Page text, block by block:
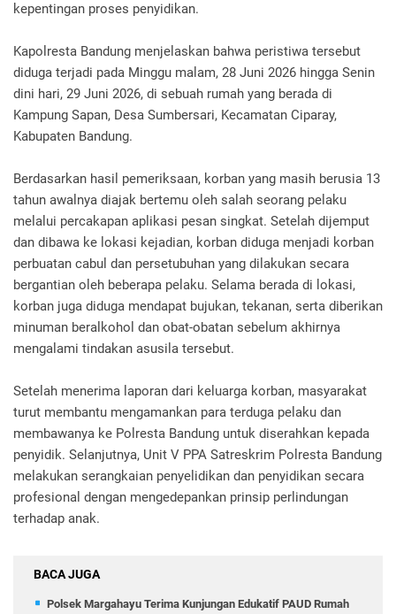
kepentingan proses penyidikan.
Kapolresta Bandung menjelaskan bahwa peristiwa tersebut
diduga terjadi pada Minggu malam, 28 Juni 2026 hingga Senin
dini hari, 29 Juni 2026, di sebuah rumah yang berada di
Kampung Sapan, Desa Sumbersari, Kecamatan Ciparay,
Kabupaten Bandung.
Berdasarkan hasil pemeriksaan, korban yang masih berusia 13
tahun awalnya diajak bertemu oleh salah seorang pelaku
melalui percakapan aplikasi pesan singkat. Setelah dijemput
dan dibawa ke lokasi kejadian, korban diduga menjadi korban
perbuatan cabul dan persetubuhan yang dilakukan secara
bergantian oleh beberapa pelaku. Selama berada di lokasi,
korban juga diduga mendapat bujukan, tekanan, serta diberikan
minuman beralkohol dan obat-obatan sebelum akhirnya
mengalami tindakan asusila tersebut.
Setelah menerima laporan dari keluarga korban, masyarakat
turut membantu mengamankan para terduga pelaku dan
membawanya ke Polresta Bandung untuk diserahkan kepada
penyidik. Selanjutnya, Unit V PPA Satreskrim Polresta Bandung
melakukan serangkaian penyelidikan dan penyidikan secara
profesional dengan mengedepankan prinsip perlindungan
terhadap anak.
BACA JUGA
Polsek Margahayu Terima Kunjungan Edukatif PAUD Rumah